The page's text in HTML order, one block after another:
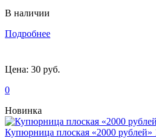
В наличии
Подробнее
Цена: 30 руб.
0
Новинка
Купюрница плоская «2000 рублей»